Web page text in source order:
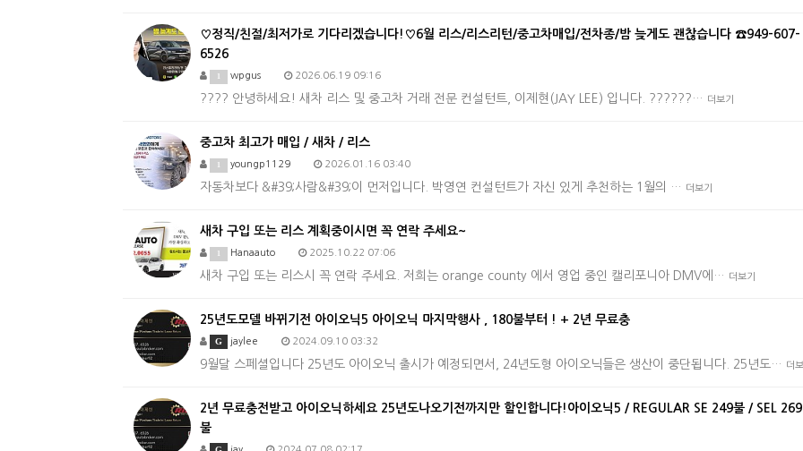
♡정직/친절/최저가로 기다리겠습니다!♡6월 리스/리스리턴/중고차매입/전차종/밤 늦게도 괜찮습니다 ☎949-607-
6526
wpgus 2026.06.19 09:16
???? 안녕하세요! 새차 리스 및 중고차 거래 전문 컨설턴트, 이제현(JAY LEE) 입니다. ??????… 더보기
중고차 최고가 매입 / 새차 / 리스
youngp1129 2026.01.16 03:40
자동차보다 &#39;사람&#39;이 먼저입니다. 박영연 컨설턴트가 자신 있게 추천하는 1월의 … 더보기
새차 구입 또는 리스 계획중이시면 꼭 연락 주세요~
Hanaauto 2025.10.22 07:06
새차 구입 또는 리스시 꼭 연락 주세요. 저희는 orange county 에서 영업 중인 캘리포니아 DMV에… 더보기
25년도모델 바뀌기전 아이오닉5 아이오닉 마지막행사 , 180불부터 ! + 2년 무료충
G jaylee 2024.09.10 03:32
9월달 스페셜입니다 25년도 아이오닉 출시가 예정되면서, 24년도형 아이오닉들은 생산이 중단됩니다. 25년도… 더
2년 무료충전받고 아이오닉하세요 25년도나오기전까지만 할인합니다!아이오닉5 / REGULAR SE 249불 / SEL 269
불